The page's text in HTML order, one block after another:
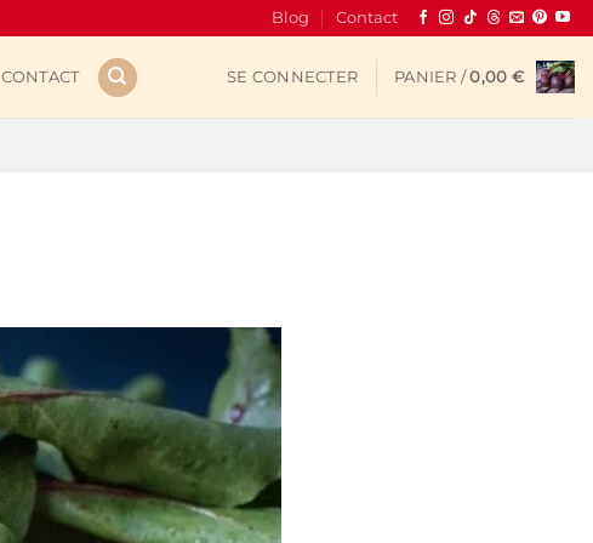
Blog Contact
CONTACT SE CONNECTER PANIER /0,00 €